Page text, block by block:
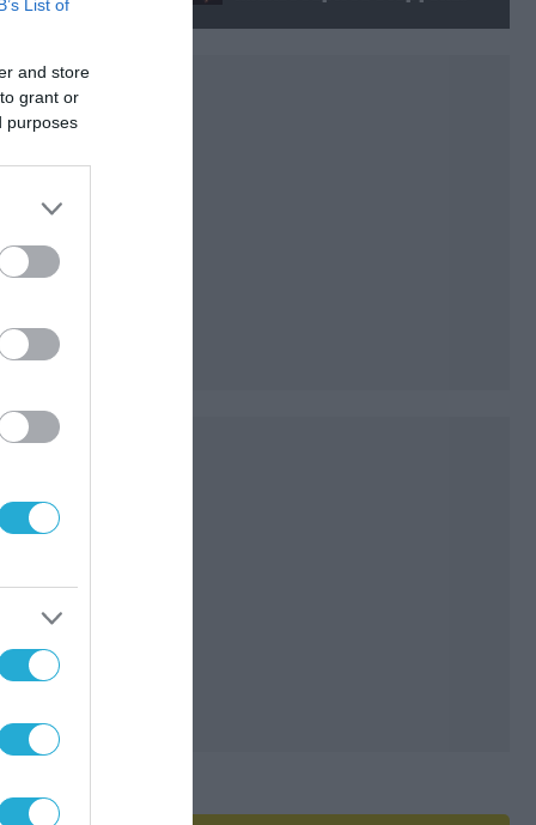
List of
and store
grant or
purposes
Χιροσίμα!